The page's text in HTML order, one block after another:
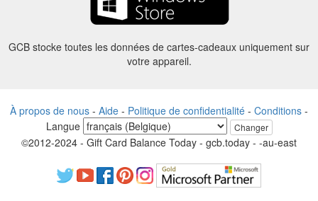
GCB stocke toutes les données de cartes-cadeaux uniquement sur
votre appareil.
À propos de nous - Aide - Politique de confidentialité - Conditions -
Langue
Changer
©2012-2024 - Gift Card Balance Today - gcb.today - -au-east